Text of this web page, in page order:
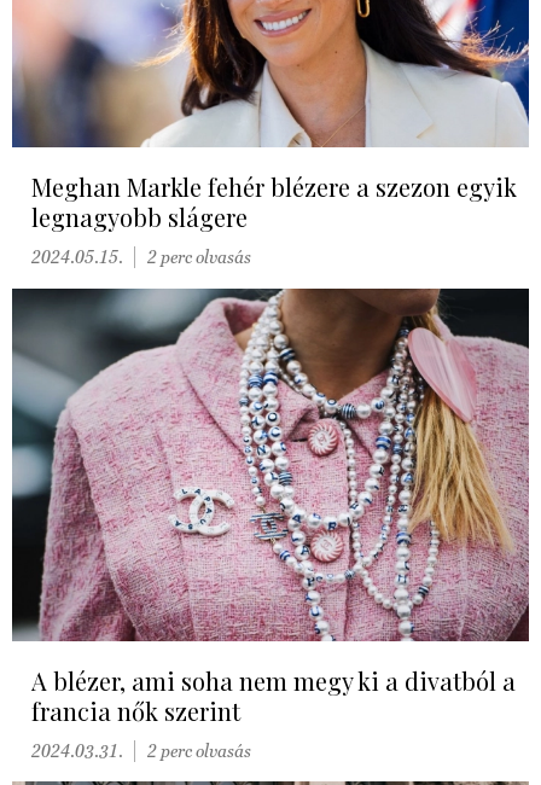
Meghan Markle fehér blézere a szezon egyik
legnagyobb slágere
2024.05.15. 2 perc olvasás
A blézer, ami soha nem megy ki a divatból a
francia nők szerint
2024.03.31. 2 perc olvasás